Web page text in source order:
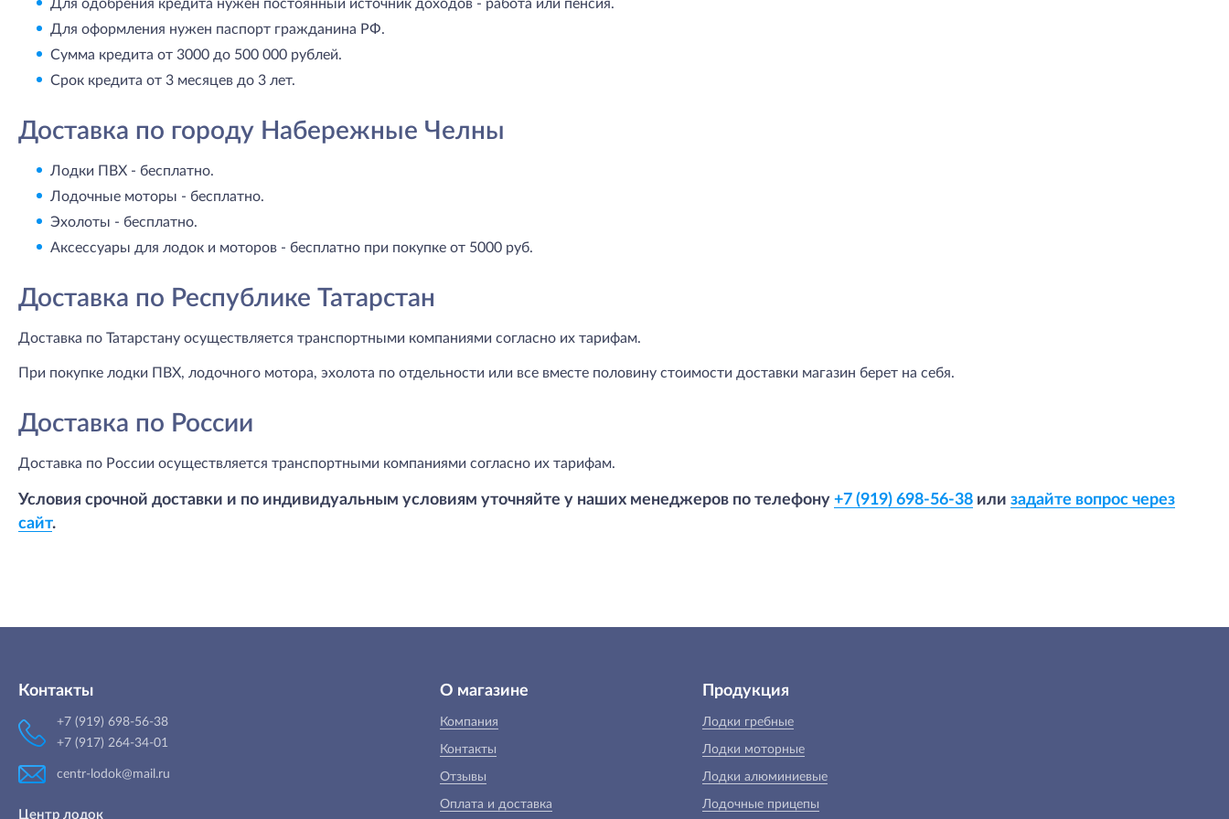
Для одобрения кредита нужен постоянный источник доходов - работа или пенсия.
Для оформления нужен паспорт гражданина РФ.
Сумма кредита от 3000 до 500 000 рублей.
Срок кредита от 3 месяцев до 3 лет.
Доставка по городу Набережные Челны
Лодки ПВХ - бесплатно.
Лодочные моторы - бесплатно.
Эхолоты - бесплатно.
Аксессуары для лодок и моторов - бесплатно при покупке от 5000 руб.
Доставка по Республике Татарстан
Доставка по Татарстану осуществляется транспортными компаниями согласно их тарифам.
При покупке лодки ПВХ, лодочного мотора, эхолота по отдельности или все вместе половину стоимости доставки магазин берет на себя.
Доставка по России
Доставка по России осуществляется транспортными компаниями согласно их тарифам.
Условия срочной доставки и по индивидуальным условиям уточняйте у наших менеджеров по телефону +7 (919) 698-56-38 или задайте вопрос через
сайт.
Контакты
+7 (919) 698-56-38
+7 (917) 264-34-01
centr-lodok@mail.ru
Центр лодок
О магазине
Компания
Контакты
Отзывы
Оплата и доставка
Продукция
Лодки гребные
Лодки моторные
Лодки алюминиевые
Лодочные прицепы